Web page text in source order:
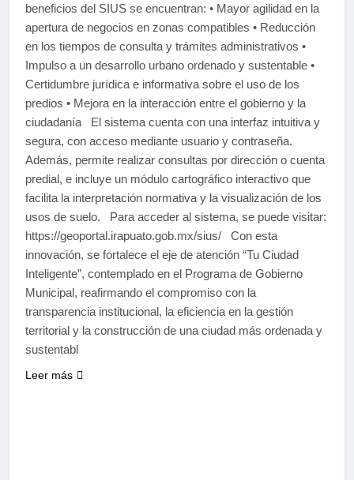
beneficios del SIUS se encuentran: • Mayor agilidad en la
apertura de negocios en zonas compatibles • Reducción
en los tiempos de consulta y trámites administrativos •
Impulso a un desarrollo urbano ordenado y sustentable •
Certidumbre jurídica e informativa sobre el uso de los
predios • Mejora en la interacción entre el gobierno y la
ciudadanía El sistema cuenta con una interfaz intuitiva y
segura, con acceso mediante usuario y contraseña.
Además, permite realizar consultas por dirección o cuenta
predial, e incluye un módulo cartográfico interactivo que
facilita la interpretación normativa y la visualización de los
usos de suelo. Para acceder al sistema, se puede visitar:
https://geoportal.irapuato.gob.mx/sius/ Con esta
innovación, se fortalece el eje de atención “Tu Ciudad
Inteligente”, contemplado en el Programa de Gobierno
Municipal, reafirmando el compromiso con la
transparencia institucional, la eficiencia en la gestión
territorial y la construcción de una ciudad más ordenada y
sustentabl
Leer más